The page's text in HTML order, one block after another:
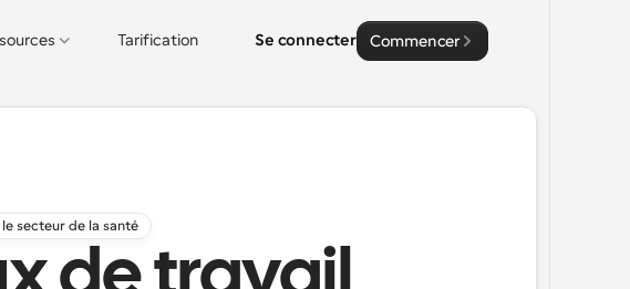
Tarification Se connecter Commencer
secteur de la santé